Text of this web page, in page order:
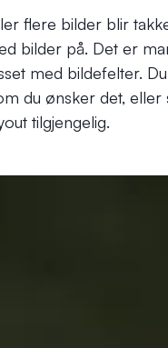
flere bilder blir
bilder på. Det er
med bildefelter.
du ønsker det, eller
tilgjengelig.